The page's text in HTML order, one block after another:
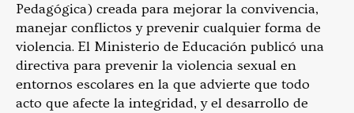
Pedagógica) creada para mejorar la convivencia,
manejar conflictos y prevenir cualquier forma de
violencia. El Ministerio de Educación publicó una
directiva para prevenir la violencia sexual en
entornos escolares en la que advierte que todo
acto que afecte la integridad, y el desarrollo de